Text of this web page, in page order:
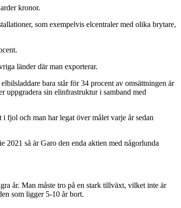
kronor.
som exempelvis elcentraler med olika brytare,
länder där man exporterar.
bara står för 34 procent av omsättningen är
uppgradera sin elinfrastruktur i samband med
fjol och man har legat över målet varje år sedan
2021 så är Garo den enda aktien med någorlunda
år. Man måste tro på en stark tillväxt, vilket inte är
som ligger 5-10 år bort.